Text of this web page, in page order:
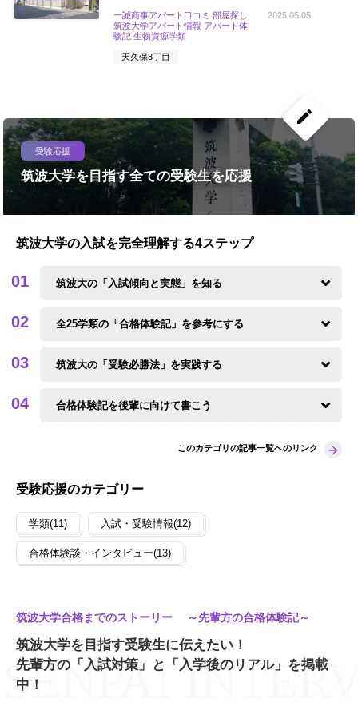
2025.05.05
一誠商事アパート口コミ 部屋探し
筑波大学アパート情報 アパート体
験記 生物資源学類
天久保3丁目
create
受験応援
筑波大学を目指す全ての受験生を応援
筑波大学の入試を完全理解する4ステップ
筑波大の「入試傾向と実態」を知る
全25学類の「合格体験記」を参考にする
筑波大の「受験必勝法」を実践する
合格体験記を後輩に向けて書こう
このカテゴリの記事一覧へのリンク
受験応援のカテゴリー
学類(11) 入試・受験情報(12)
合格体験談・インタビュー(13)
筑波大学合格までのストーリー ～先輩方の合格体験記～
筑波大学を目指す受験生に伝えたい！
先輩方の「入試対策」と「入学後のリアル」を掲載
中！